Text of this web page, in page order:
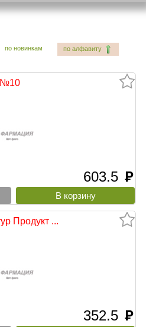
по новинкам
по алфавиту
№10
603.5 руб
Продукт ...
352.5 руб